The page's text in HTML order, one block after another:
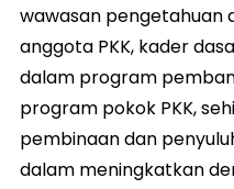
wawasan pengetahuan
anggota PKK, kader
dalam program
program pokok PKK,
pembinaan dan
dalam meningkatkan